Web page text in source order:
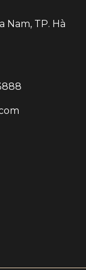
hai quốc
chính thức
Nam, TP. Hà